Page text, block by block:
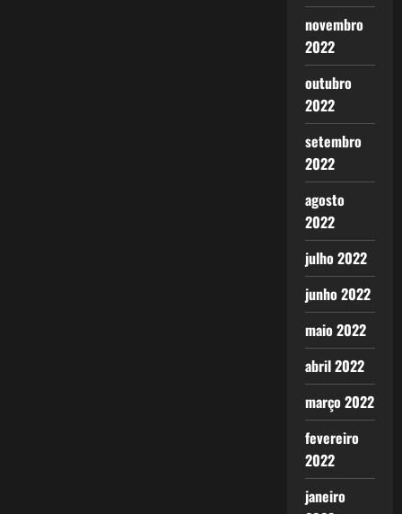
novembro
2022
outubro
2022
setembro
2022
agosto
2022
julho 2022
junho 2022
maio 2022
abril 2022
março 2022
fevereiro
2022
janeiro